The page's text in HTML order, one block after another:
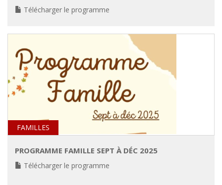
Télécharger le programme
FAMILLES
PROGRAMME FAMILLE SEPT À DÉC 2025
Télécharger le programme